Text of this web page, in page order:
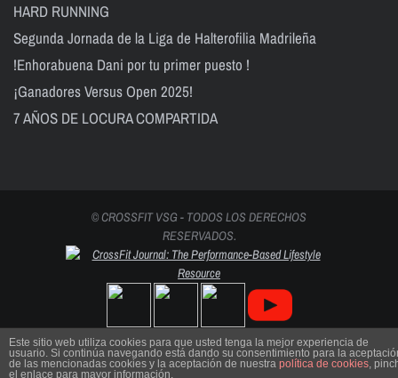
HARD RUNNING
Segunda Jornada de la Liga de Halterofilia Madrileña
!Enhorabuena Dani por tu primer puesto !
¡Ganadores Versus Open 2025!
7 AÑOS DE LOCURA COMPARTIDA
© CROSSFIT VSG - TODOS LOS DERECHOS
RESERVADOS.
Este sitio web utiliza cookies para que usted tenga la mejor experiencia de
usuario. Si continúa navegando está dando su consentimiento para la
de las mencionadas cookies y la aceptación de nuestra política de cookies,
el enlace para mayor información.